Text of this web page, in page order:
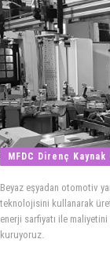
MFDC Direnç Kaynak
Beyaz eşyadan otomotiv
teknolojisini kullanarak
enerji sarfiyatı ile
kuruyoruz.